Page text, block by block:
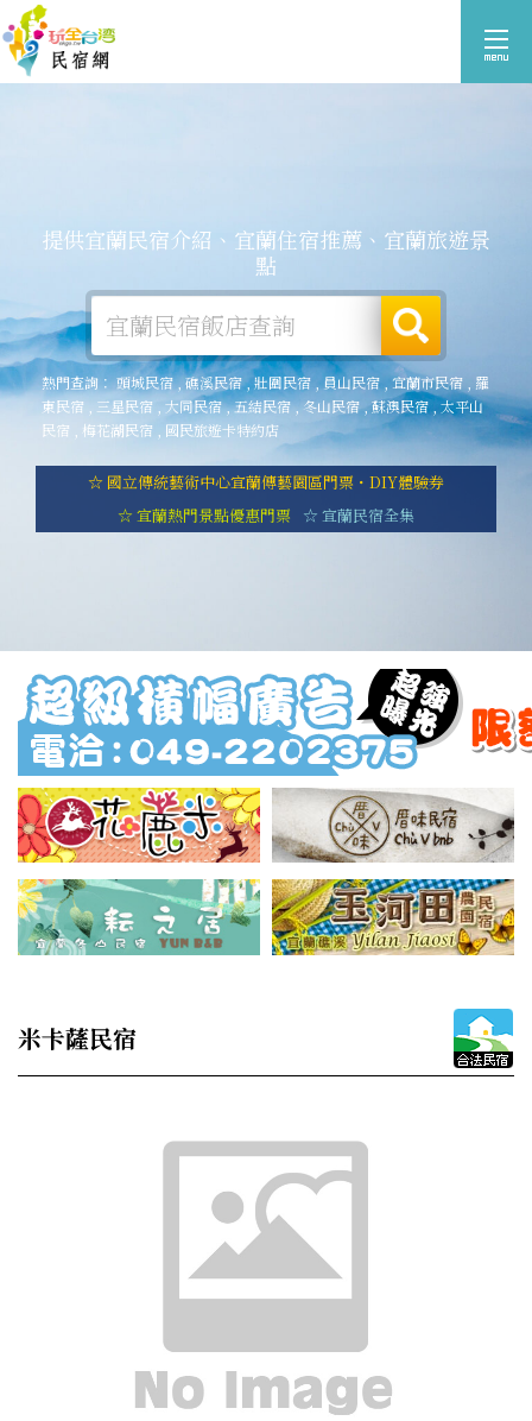
提供宜蘭民宿介紹、宜蘭住宿推薦、宜蘭旅遊景
點
熱門查詢：頭城民宿,礁溪民宿,壯圍民宿 員山民宿 宜蘭市民宿
羅
東民宿
三星民宿 大同民宿,五結民宿,冬山民宿,蘇澳民宿, 太平山
民宿
梅花湖民宿 國民旅遊卡特約店
☆ 國立傳統藝術中心宜蘭傳藝園區門票・DIY體驗券
☆ 宜蘭熱門景點優惠門票
☆ 宜蘭民宿全集
米卡薩民宿